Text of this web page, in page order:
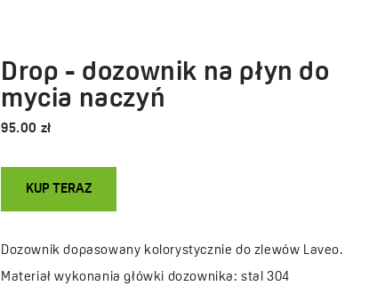
Drop - dozownik na płyn do
mycia naczyń
95.00 zł
KUP TERAZ
Dozownik dopasowany kolorystycznie do zlewów Laveo.
Materiał wykonania główki dozownika: stal 304